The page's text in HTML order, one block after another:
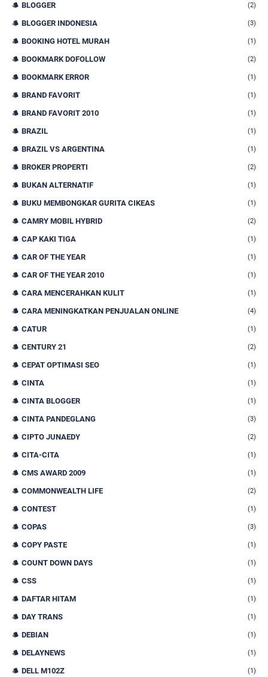
BLOGGER (2)
BLOGGER INDONESIA (3)
BOOKING HOTEL MURAH (1)
BOOKMARK DOFOLLOW (2)
BOOKMARK ERROR (1)
BRAND FAVORIT (1)
BRAND FAVORIT 2010 (1)
BRAZIL (1)
BRAZIL VS ARGENTINA (1)
BROKER PROPERTI (2)
BUKAN ALTERNATIF (1)
BUKU MEMBONGKAR GURITA CIKEAS (1)
CAMRY MOBIL HYBRID (2)
CAP KAKI TIGA (1)
CAR OF THE YEAR (1)
CAR OF THE YEAR 2010 (1)
CARA MENCERAHKAN KULIT (1)
CARA MENINGKATKAN PENJUALAN ONLINE (4)
CATUR (1)
CENTURY 21 (2)
CEPAT OPTIMASI SEO (1)
CINTA (1)
CINTA BLOGGER (1)
CINTA PANDEGLANG (3)
CIPTO JUNAEDY (2)
CITA-CITA (1)
CMS AWARD 2009 (1)
COMMONWEALTH LIFE (2)
CONTEST (1)
COPAS (3)
COPY PASTE (1)
COUNT DOWN DAYS (1)
CSS (1)
DAFTAR HITAM (1)
DAY TRANS (1)
DEBIAN (1)
DELAYNEWS (1)
DELL M102Z (1)